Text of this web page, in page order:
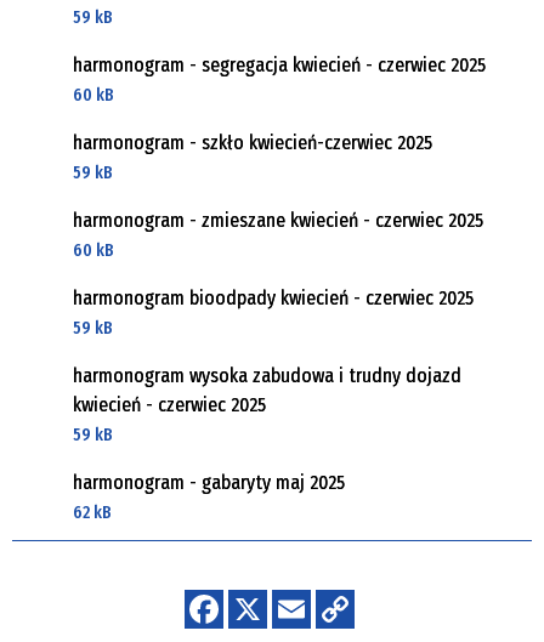
59 kB
harmonogram - segregacja kwiecień - czerwiec 2025
60 kB
harmonogram - szkło kwiecień-czerwiec 2025
59 kB
harmonogram - zmieszane kwiecień - czerwiec 2025
60 kB
harmonogram bioodpady kwiecień - czerwiec 2025
59 kB
harmonogram wysoka zabudowa i trudny dojazd
kwiecień - czerwiec 2025
59 kB
harmonogram - gabaryty maj 2025
62 kB